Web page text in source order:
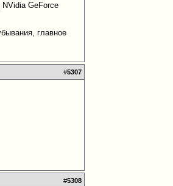
GeForce
главное
#5307
#5308